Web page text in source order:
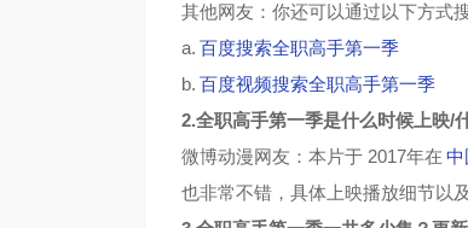
其他网友：你还可以通过以下方式
a. 百度搜索全职高手第一季
b. 百度视频搜索全职高手第一季
2.全职高手第一季是什么时候上映/
微博动漫网友：本片于 2017年在 中
也非常不错，具体上映播放细节以